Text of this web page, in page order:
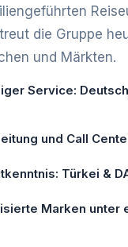
die Gruppe
und Märkten.
Service:
und Call
Türkei &
Marken unter